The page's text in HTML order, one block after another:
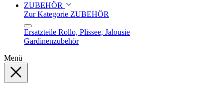
ZUBEHÖR
Zur Kategorie ZUBEHÖR
Ersatzteile Rollo, Plissee, Jalousie
Gardinenzubehör
Menü